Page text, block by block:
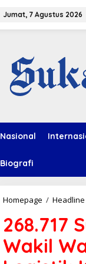
Jumat, 7 Agustus 2026
Nasional
Biografi
Homepage / Headline
268.717
Wakil